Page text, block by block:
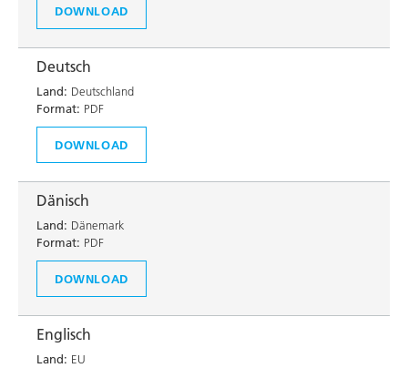
DOWNLOAD
Deutsch
Land: Deutschland
Format: PDF
DOWNLOAD
Dänisch
Land: Dänemark
Format: PDF
DOWNLOAD
Englisch
Land: EU